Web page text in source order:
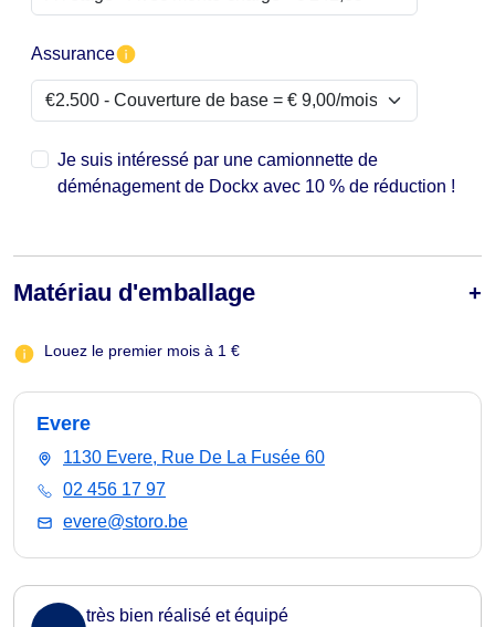
Assurance
Je suis intéressé par une camionnette de
déménagement de Dockx avec 10 % de réduction !
Matériau d'emballage
Louez le premier mois à 1 €
Evere
1130 Evere, Rue De La Fusée 60
02 456 17 97
evere@storo.be
très bien réalisé et équipé